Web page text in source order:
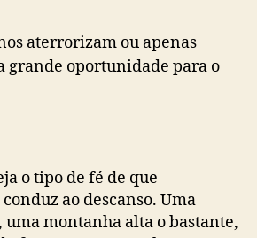
aterrorizam ou apenas
grande oportunidade para o
o tipo de fé de que
ao descanso. Uma
montanha alta o bastante,